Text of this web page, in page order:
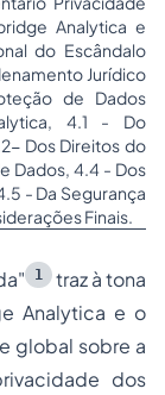
Analytica e
do Escândalo
Jurídico
de Dados
4.1 - Do
Dos Direitos do
Dados, 4.4 - Dos
- Da Segurança
Finais.
1 traz à tona
Analytica e o
global sobre a
dos